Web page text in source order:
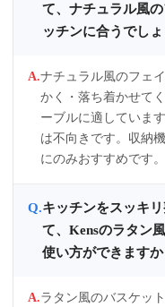
て、ナチュラル風
ッチンに合うでしょ
ナチュラル風のフェ
かく・落ち着かせて
ーブルに適していま
は不向きです。収納
にのみおすすめです。
キッチンをスッキ
て、Kensのラタン
使い方ができますか
ラタン風のバスケッ